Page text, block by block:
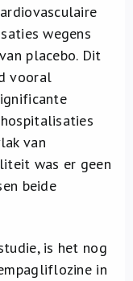
wegens
placebo. Dit
vooral
van
was er geen
beide
is het nog
in